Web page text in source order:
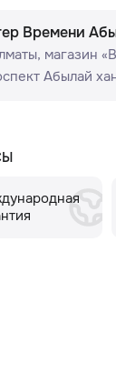
Времени
​магазин
Абылай